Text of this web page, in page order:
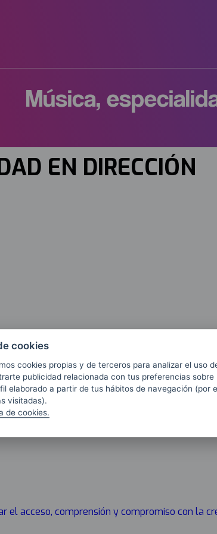
Música,
EN DIRECCIÓN
el acceso, comprensión y compromiso con
cookies
cookies propias y de terceros para analizar el uso
publicidad relacionada con tus preferencias sobre
elaborado a partir de tus hábitos de navegación (por
visitadas).
de cookies.